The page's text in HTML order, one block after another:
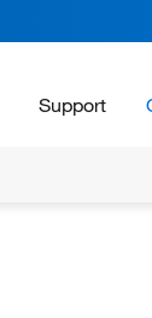
Support